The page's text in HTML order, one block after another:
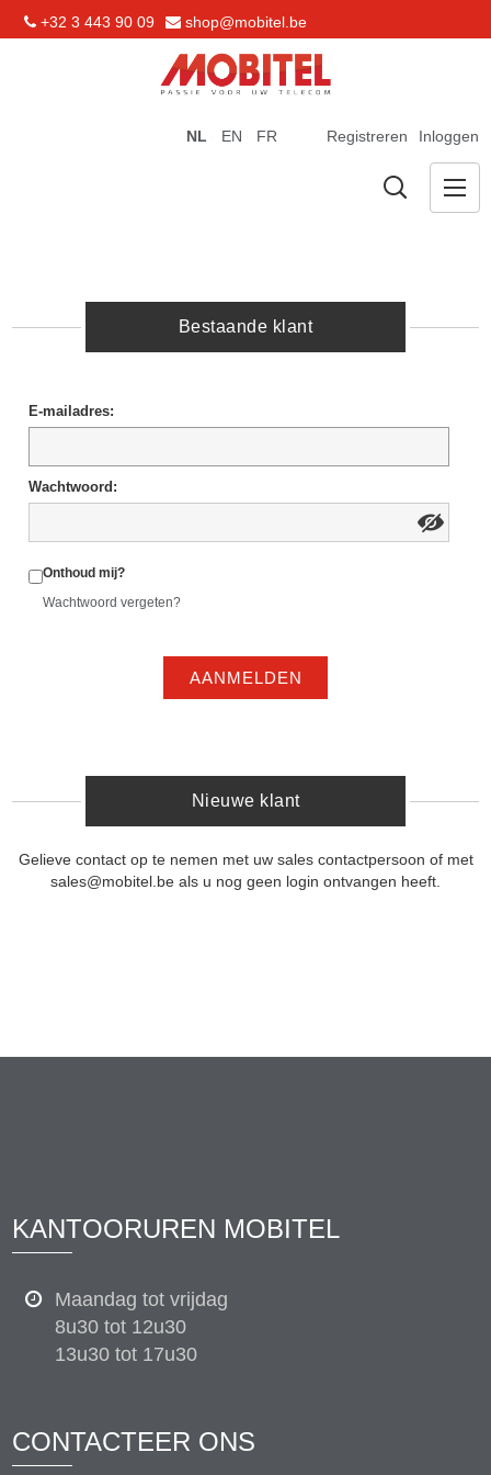
+32 3 443 90 09 shop@mobitel.be
Registreren Inloggen
NL EN FR
Bestaande klant
E-mailadres:
Wachtwoord:
Onthoud mij?
Wachtwoord vergeten?
AANMELDEN
Nieuwe klant
Gelieve contact op te nemen met uw sales contactpersoon of met
sales@mobitel.be als u nog geen login ontvangen heeft.
KANTOORUREN MOBITEL
Maandag tot vrijdag
8u30 tot 12u30
13u30 tot 17u30
CONTACTEER ONS